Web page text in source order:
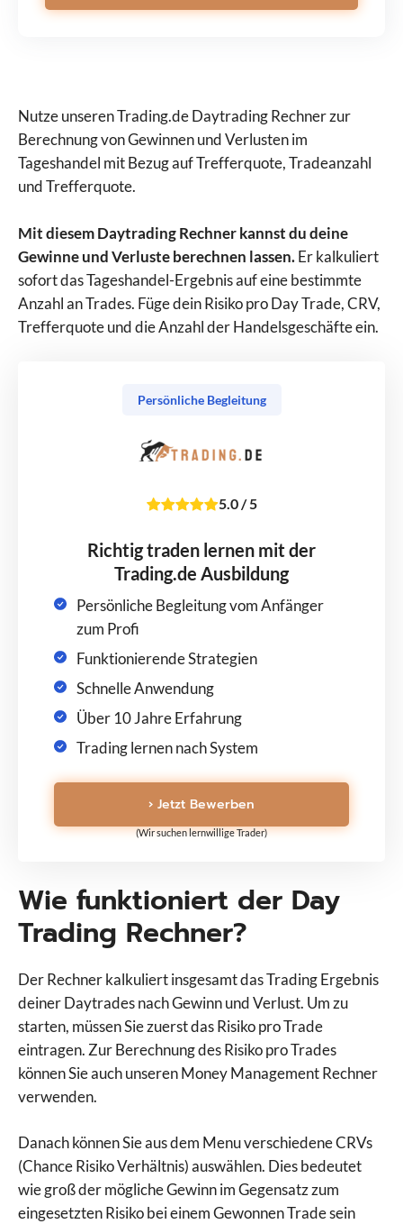
Nutze unseren Trading.de Daytrading Rechner zur
Berechnung von Gewinnen und Verlusten im
Tageshandel mit Bezug auf Trefferquote, Tradeanzahl
und Trefferquote.
Mit diesem Daytrading Rechner kannst du deine
Gewinne und Verluste berechnen lassen.Er kalkuliert
sofort das Tageshandel-Ergebnis auf eine bestimmte
Anzahl an Trades. Füge dein Risiko pro Day Trade, CRV,
Trefferquote und die Anzahl der Handelsgeschäfte ein.
Persönliche Begleitung
5.0/5
Richtig traden lernen mit der
Trading.de Ausbildung
Persönliche Begleitung vom Anfänger
zum Profi
Funktionierende Strategien
Schnelle Anwendung
Über 10 Jahre Erfahrung
Trading lernen nach System
› Jetzt Bewerben
(Wir suchen lernwillige Trader)
Wie funktioniert der Day
Trading Rechner?
Der Rechner kalkuliert insgesamt das Trading Ergebnis
deiner Daytrades nach Gewinn und Verlust. Um zu
starten, müssen Sie zuerst das Risiko pro Trade
eintragen. Zur Berechnung des Risiko pro Trades
können Sie auch unseren Money Management Rechner
verwenden.
Danach können Sie aus dem Menu verschiedene CRVs
(Chance Risiko Verhältnis) auswählen. Dies bedeutet
wie groß der mögliche Gewinn im Gegensatz zum
eingesetzten Risiko bei einem Gewonnen Trade sein